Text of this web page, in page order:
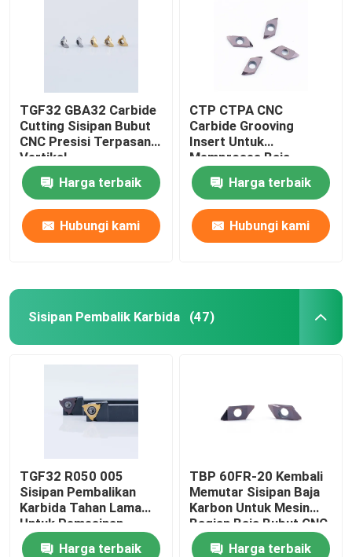
TGF32 GBA32 Carbide
Cutting Sisipan Bubut
CNC Presisi Terpasang
Vertikal
Harga terbaik
Hubungi kami
CTP CTPA CNC
Carbide Grooving
Insert Untuk
Memproses Baja
Bagian Kecil
Harga terbaik
Hubungi kami
Sisipan Pembalik Karbida (47)
TGF32 R050 005
Sisipan Pembalikan
Karbida Tahan Lama
Untuk Pemesinan
Grooving Bubut CNC
Harga terbaik
TBP 60FR-20 Kembali
Memutar Sisipan Baja
Karbon Untuk Mesin
Bagian Baja Bubut CNC
Harga terbaik